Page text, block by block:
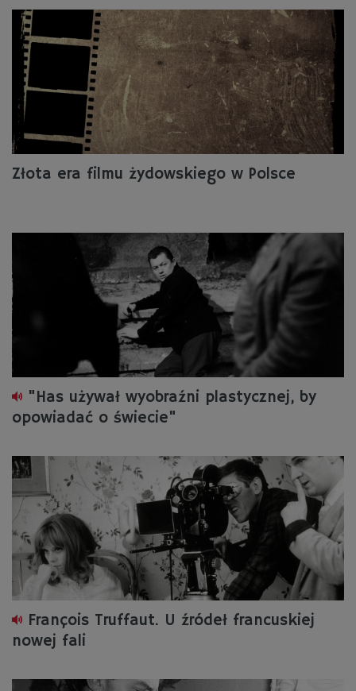
Złota era filmu żydowskiego w Polsce
"Has używał wyobraźni plastycznej, by
opowiadać o świecie"
François Truffaut. U źródeł francuskiej
nowej fali